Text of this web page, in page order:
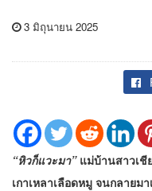
3 มิถุนายน 2025
“หิวก็แวะมา”แม่บ้านสาวเชี
เกาเหลาเลือดหมู จนกลาย